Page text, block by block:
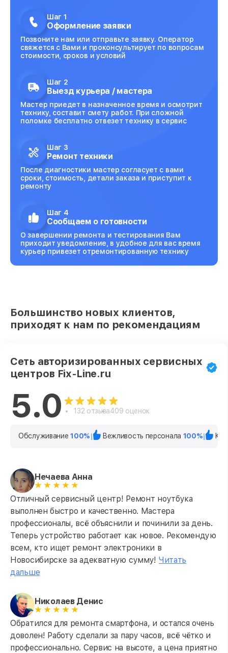
Шаг 1
Оформление заявки
Позвоните нам или отправьте заявку. Оператор
свяжется с Вами и проконсультирует по вопросам
стоимости, сроков и условий
Шаг 2
Выезд курьера / мастера
Мастер приедет в назначенное время и осмотрит
технику, составит смету работ. При сложной
поломке бесплатно отвезет технику в сервис
Шаг 3
Ремонт техники
После диагностики мастер согласует с вами
сроки, стоимость, детали заказа и приступит к
ремонту
Шаг 4
Сообщаем о готовности
О завершении ремонта и тестирования Вам
приходит уведомление, в удобное для вас время
курьер привезет отремонтированную технику
Большинство новых клиентов,
приходят к нам по рекомендациям
Сеть авторизированных сервисных
центров Fix-Line.ru
5.0 132 отзыва409 оценок
Обслуживание100% Вежливость персонала 100%
Нечаева Анна
Отличный сервисный центр! Ремонт ноутбука
выполнен быстро и качественно. Мастера
профессионалы, всё объяснили и починили за день.
Теперь устройство работает как новое. Рекомендую
всем, кто ищет ремонт электроники в
Новосибирске за адекватную сумму! Читать
дальше
Николаев Денис
Обратился для ремонта смартфона, и остался очень
доволен! Работу сделали за пару часов, всё чётко и
профессионально. Сервис на высоте, а цена приятно